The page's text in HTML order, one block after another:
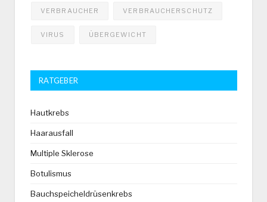
VERBRAUCHER VERBRAUCHERSCHUTZ
VIRUS ÜBERGEWICHT
RATGEBER
Hautkrebs
Haarausfall
Multiple Sklerose
Botulismus
Bauchspeicheldrüsenkrebs